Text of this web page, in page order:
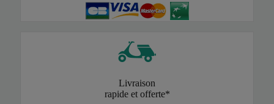
Livraison
rapide et offerte*